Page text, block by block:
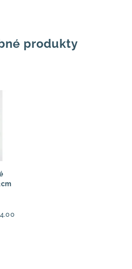
produkty
4.00 mm